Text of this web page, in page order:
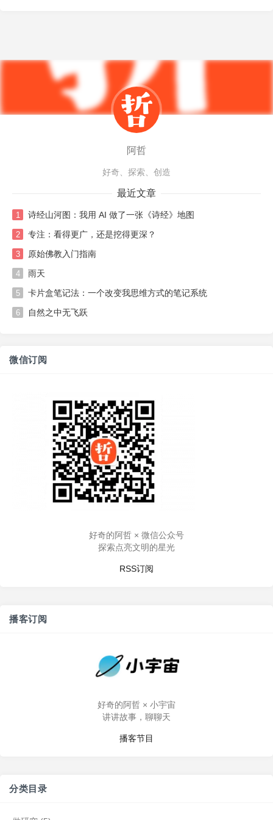
阿哲
好奇、探索、创造
最近文章
1 诗经山河图：我用 AI 做了一张《诗经》地图
2 专注：看得更广，还是挖得更深？
3 原始佛教入门指南
4 雨天
5 卡片盒笔记法：一个改变我思维方式的笔记系统
6 自然之中无飞跃
微信订阅
好奇的阿哲 × 微信公众号
探索点亮文明的星光
RSS订阅
播客订阅
好奇的阿哲 × 小宇宙
讲讲故事，聊聊天
播客节目
分类目录